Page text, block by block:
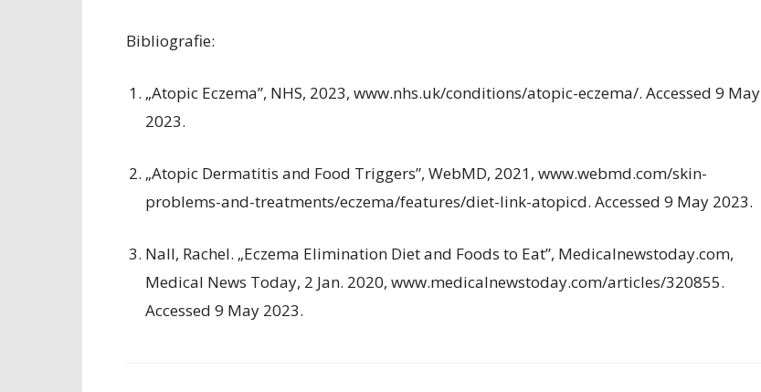
Bibliografie:
„Atopic Eczema”, NHS, 2023, www.nhs.uk/conditions/atopic-eczema/. Accessed 9 May
2023.
„Atopic Dermatitis and Food Triggers”, WebMD, 2021, www.webmd.com/skin-
problems-and-treatments/eczema/features/diet-link-atopicd. Accessed 9 May 2023.
Nall, Rachel. „Eczema Elimination Diet and Foods to Eat”, Medicalnewstoday.com,
Medical News Today, 2 Jan. 2020, www.medicalnewstoday.com/articles/320855.
Accessed 9 May 2023.